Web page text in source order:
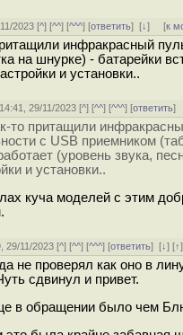
2023 [^] [^^] [^^^] [ответить][↓] [к
инфракрасный
на шнурке) - батарейки
и установки..
29/11/2023 [^] [^^] [^^^] [ответить]
то притащили
с USB приемником
(уровень звука,
и установки..
куча моделей с этим
29/11/2023 [^] [^^] [^^^] [ответить][↓] [↑
не проверял как оно в
сдвинул и привет.
в обращении было чем